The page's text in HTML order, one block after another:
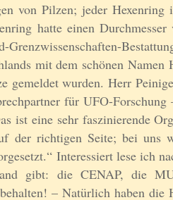
von Pilzen; jeder Hexenring
hatte einen
mit dem schönen Namen
gemeldet wurden. Herr
für UFO-
ist eine sehr faszinierende
der richtigen Seite; bei uns
Interessiert lese ich
gibt: die CENAP, die
– Natürlich haben die